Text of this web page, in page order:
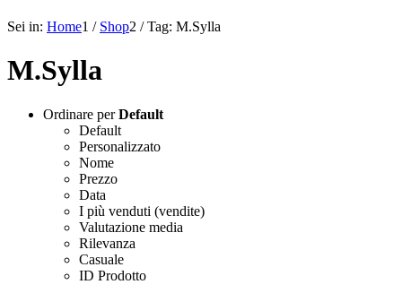
Sei in: Home1 / Shop2 / Tag: M.Sylla
M.Sylla
Ordinare perDefault
Default
Personalizzato
Nome
Prezzo
Data
I più venduti (vendite)
Valutazione media
Rilevanza
Casuale
ID Prodotto